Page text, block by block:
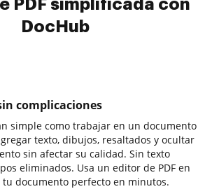
PDF simplificada con
DocHub
complicaciones
simple como trabajar en un documento
texto, dibujos, resaltados y ocultar
sin afectar su calidad. Sin texto
eliminados. Usa un editor de PDF en
documento perfecto en minutos.